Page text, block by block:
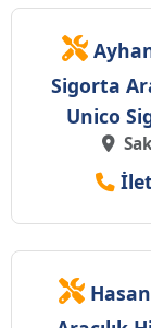
Sigorta
Unico